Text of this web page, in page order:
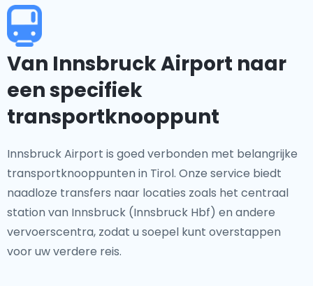
Van Innsbruck Airport naar
een specifiek
transportknooppunt
Innsbruck Airport is goed verbonden met belangrijke
transportknooppunten in Tirol. Onze service biedt
naadloze transfers naar locaties zoals het centraal
station van Innsbruck (Innsbruck Hbf) en andere
vervoerscentra, zodat u soepel kunt overstappen
voor uw verdere reis.